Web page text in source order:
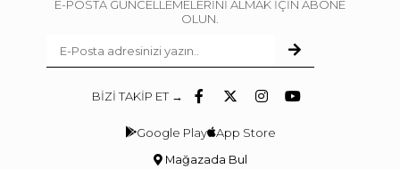
E-POSTA GÜNCELLEMELERİNİ ALMAK İÇİN ABONE
OLUN.
BİZİ TAKİP ET →
Google Play App Store
Mağazada Bul